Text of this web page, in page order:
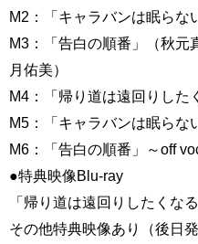
M2：「キャラバンは眠らな
M3：「告白の順番」（秋元
月佑美）
M4：「帰り道は遠回りした
M5：「キャラバンは眠らな
M6：「告白の順番」～off
●特典映像Blu-ray
「帰り道は遠回りしたくな
その他特典映像あり（後日発